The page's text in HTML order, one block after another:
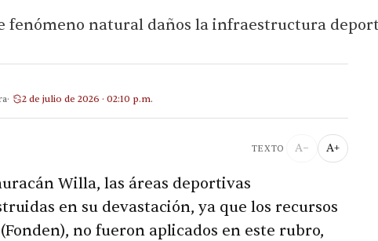
fenómeno natural daños la infraestructura
2 de julio de 2026 · 02:10 p.m.
TEXTO A− A+
Willa, las áreas deportivas
en su devastación, ya que los recursos
no fueron aplicados en este rubro,